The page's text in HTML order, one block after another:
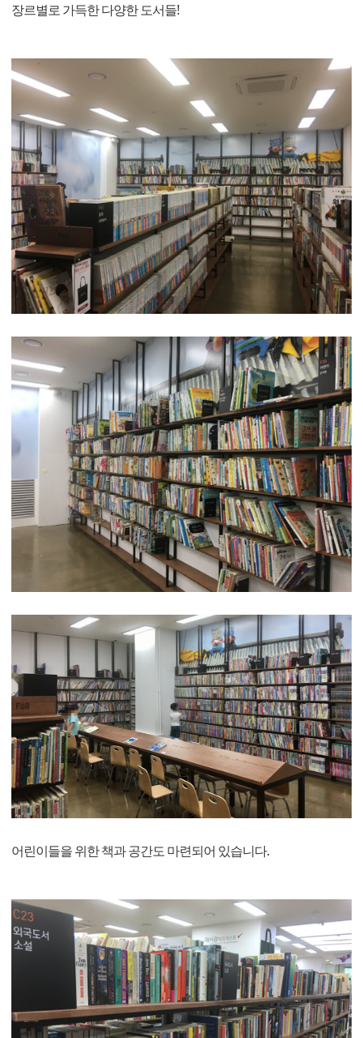
장르별로 가득한 다양한 도서들!
어린이들을 위한 책과 공간도 마련되어 있습니다.